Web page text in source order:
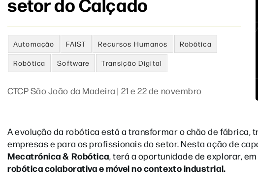
Automação FAIST Recursos Humanos Robótica
Robótica Software Transição Digital
CTCP São João da Madeira | 21 e 22 de novembro
A evolução da robótica está a transformar o chão de fábrica,
empresas e para os profissionais do setor. Nesta ação de
Mecatrónica & Robótica, terá a oportunidade de explorar,
robótica colaborativa e móvel no contexto industrial.